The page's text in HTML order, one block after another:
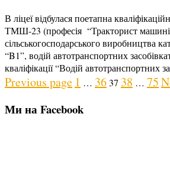
В ліцеї відбулася поетапна
ТМШ-23 (професія “Тракторист
сільськогосподарського виробництва
“B1”, водій автотранспортних
кваліфікації “Водій автотранспортних
Posts
pagination
Previous page Page
1 … Page
36Page
37 Page
38 … Page
75
Ми на Facebook